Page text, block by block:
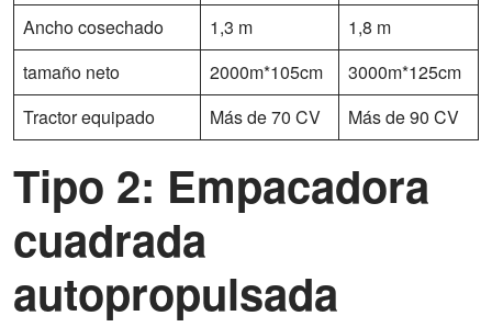
Ancho cosechado
1,3 m
1,8 m
tamaño neto
2000m*105cm
3000m*125cm
Tractor equipado
Más de 70 CV Más de 90 CV
Tipo 2: Empacadora
cuadrada
autopropulsada